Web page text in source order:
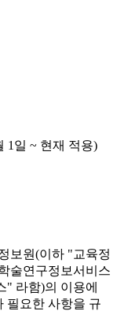
1일 ~ 현재 적용)
보원(이하 "교육정
술연구정보서비스
" 라함)의 이용에
필요한 사항을 규